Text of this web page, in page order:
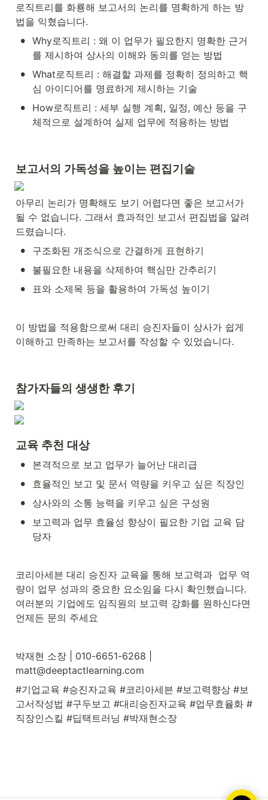
로직트리를 화룡해 보고서의 논리를 명확하게 하는 방
법을 익혔습니다.
• Why로직트리 : 왜 이 업무가 필요한지 명확한 근거
를 제시하여 상사의 이해와 동의를 얻는 방법
• What로직트리 : 해결할 과제를 정확히 정의하고 핵
심 아이디어를 명료하게 제시하는 기술
•
How로직트리 : 세부 실행 계획, 일정, 예산 등을 구
체적으로 설계하여 실제 업무에 적용하는 방법
보고서의 가독성을 높이는 편집기술
아무리 논리가 명확해도 보기 어렵다면 좋은 보고서가
될 수 없습니다. 그래서 효과적인 보고서 편집법을 알려
드렸습니다.
• 구조화된 개조식으로 간결하게 표현하기
• 불필요한 내용을 삭제하여 핵심만 간추리기
• 표와 소제목 등을 활용하여 가독성 높이기
이 방법을 적용함으로써 대리 승진자들이 상사가 쉽게
이해하고 만족하는 보고서를 작성할 수 있었습니다.
참가자들의 생생한 후기
교육 추천 대상
• 본격적으로 보고 업무가 늘어난 대리급
• 효율적인 보고 및 문서 역량을 키우고 싶은 직장인
• 상사와의 소통 능력을 키우고 싶은 구성원
•
보고력과 업무 효율성 향상이 필요한 기업 교육 담
당자
코리아세븐 대리 승진자 교육을 통해 보고력과  업무 역
량이 업무 성과의 중요한 요소임을 다시 확인했습니다.
여러분의 기업에도 임직원의 보고력 강화를 원하신다면
언제든 문의 주세요
박재현 소장 | 010-6651-6268 |
matt@deeptactlearning.com
#기업교육 #승진자교육 #코리아세븐 #보고력향상 #보
고서작성법 #구두보고 #대리승진자교육 #업무효율화 #
직장인스킬 #딥택트러닝 #박재현소장